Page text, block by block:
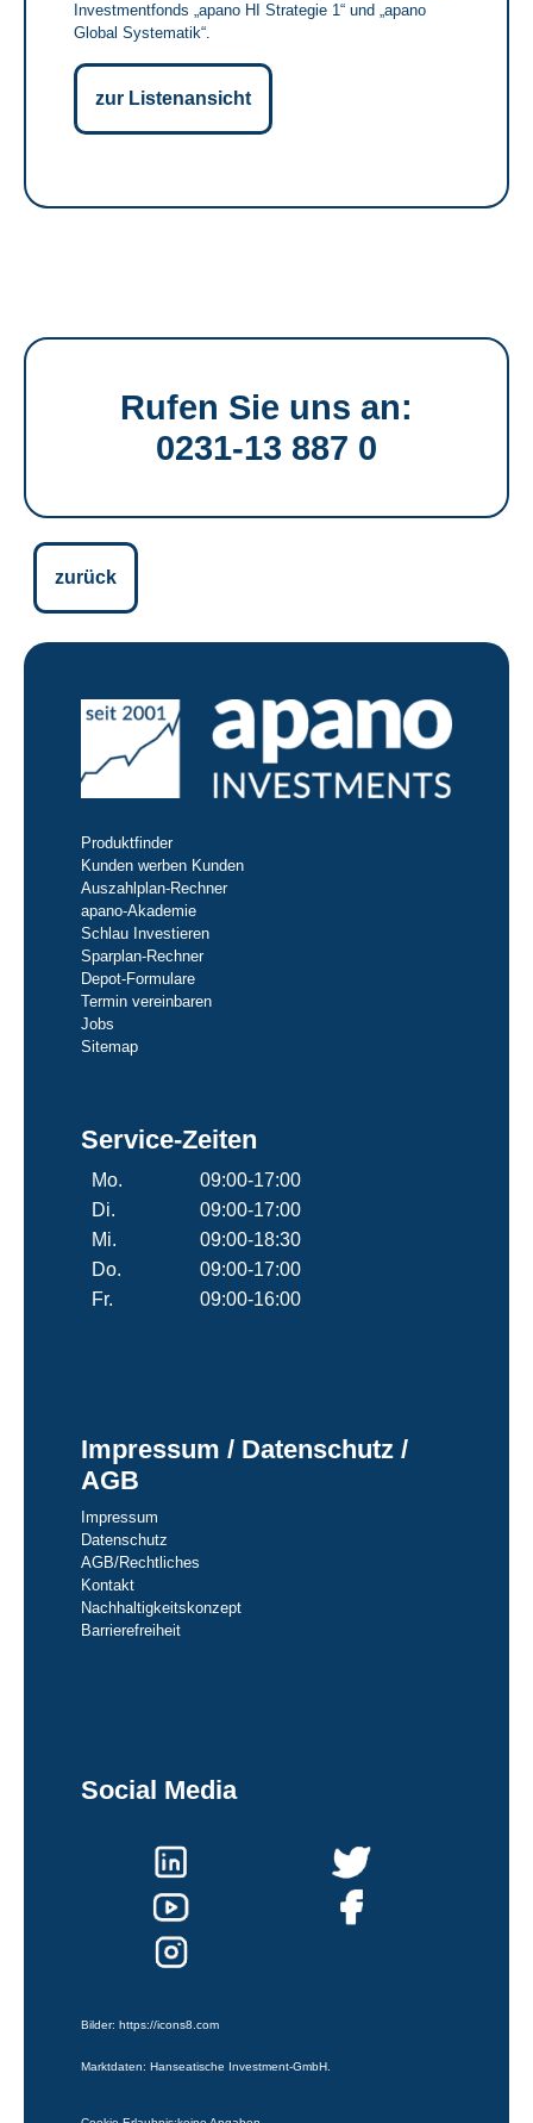
Investmentfonds „apano HI Strategie 1“ und „apano
Global Systematik“.
zur Listenansicht
Rufen Sie uns an:
0231-13 887 0
zurück
Produktfinder
Kunden werben Kunden
Auszahlplan-Rechner
apano-Akademie
Schlau Investieren
Sparplan-Rechner
Depot-Formulare
Termin vereinbaren
Jobs
Sitemap
Service-Zeiten
Mo.
09:00-17:00
Di.
09:00-17:00
Mi.
09:00-18:30
Do.
09:00-17:00
Fr.
09:00-16:00
Impressum / Datenschutz /
AGB
Impressum
Datenschutz
AGB/Rechtliches
Kontakt
Nachhaltigkeitskonzept
Barrierefreiheit
Social Media
Bilder: https://icons8.com
Marktdaten: Hanseatische Investment-GmbH.